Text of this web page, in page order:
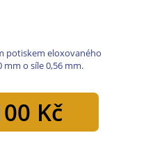
potiskem eloxovaného
o síle 0,56 mm.
Kč